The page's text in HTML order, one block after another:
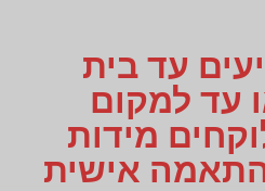
עד בית
עד למקום
מידות
אישית